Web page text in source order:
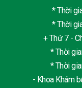
* Thời gian
* Thời gian
+ Thứ 7 -
* Thời gian
* Thời gian
- Khoa Khám